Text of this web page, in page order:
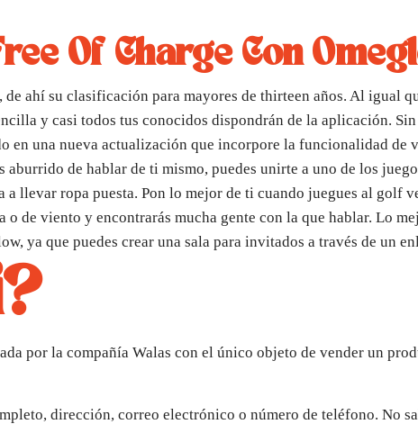
Of Charge Con
ahí su clasificación para mayores de thirteen años. Al igual
y casi todos tus conocidos dispondrán de la aplicación.
en una nueva actualización que incorpore la funcionalidad de
de hablar de ti mismo, puedes unirte a uno de los
a llevar ropa puesta. Pon lo mejor de ti cuando juegues al golf
de viento y encontrarás mucha gente con la que hablar. Lo
ya que puedes crear una sala para invitados a través de un
por la compañía Walas con el único objeto de vender un
dirección, correo electrónico o número de teléfono. No